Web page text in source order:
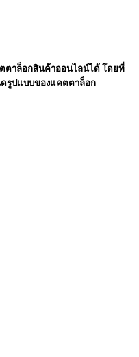
ตาล็อกสินค้าออนไลน์ได้ โดยที่
รูปแบบของแคตตาล็อก